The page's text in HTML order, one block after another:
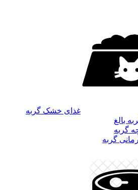
غذای خشک گربه
بالغ
گربه
گربه